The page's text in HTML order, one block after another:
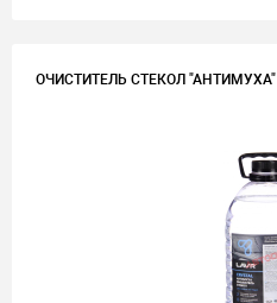
ОЧИСТИТЕЛЬ СТЕКОЛ "АНТИМУХА"